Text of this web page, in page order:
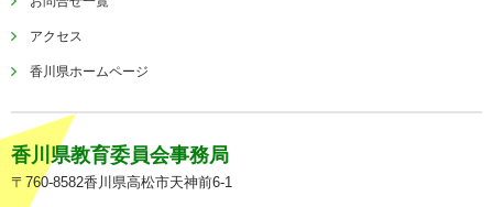
アクセス
香川県ホームページ
香川県教育委員会事務局
〒760-8582香川県高松市天神前6-1